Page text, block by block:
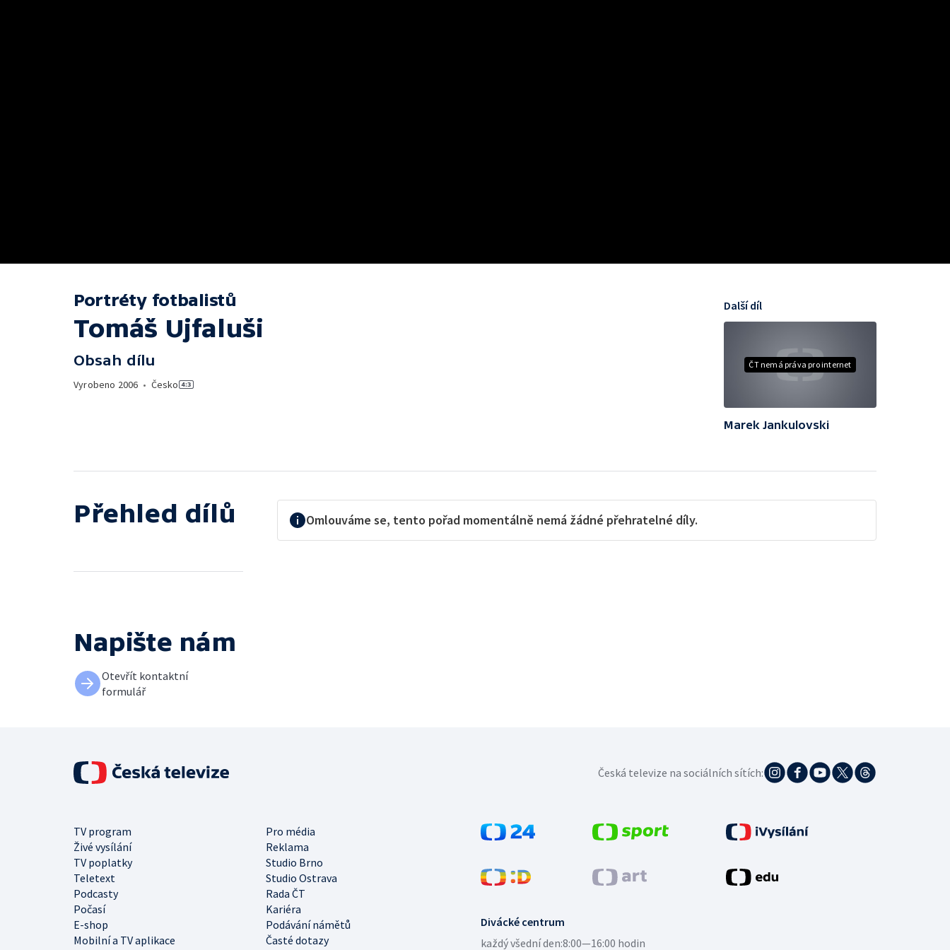
Portréty fotbalistů
Tomáš Ujfaluši
Obsah dílu
Vyrobeno 2006 • Česko
ČT nemá práva pro internet
Další díl
Marek Jankulovski
Přehled dílů Omlouváme se, tento pořad momentálně nemá žádné přehratelné díly.
Napište nám
Otevřít kontaktní
formulář
Divácké centrum
každý všední den:8:00—16:00 hodin
TV program
Pro média
Živé vysílání
Reklama
TV poplatky
Studio Brno
Teletext
Studio Ostrava
Podcasty
Rada ČT
Počasí
Kariéra
E-shop
Podávání námětů
Mobilní a TV aplikace
Časté dotazy
Česká televize na sociálních sítích: